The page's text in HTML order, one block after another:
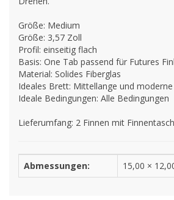
Größe: Medium
Größe: 3,57 Zoll
Profil: einseitig flach
Basis: One Tab passend für Futures
Material: Solides Fiberglas
Ideales Brett: Mittellange und
Ideale Bedingungen: Alle Bedingungen
Lieferumfang: 2 Finnen mit
Abmessungen: 15,00 ×